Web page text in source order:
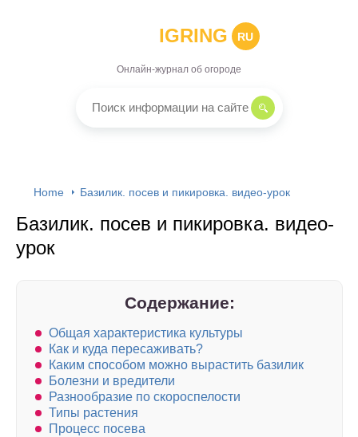
IGRING RU
Онлайн-журнал об огороде
Home Базилик. посев и пикировка. видео-урок
Базилик. посев и пикировка. видео-
урок
Содержание:
Общая характеристика культуры
Как и куда пересаживать?
Каким способом можно вырастить базилик
Болезни и вредители
Разнообразие по скороспелости
Типы растения
Процесс посева